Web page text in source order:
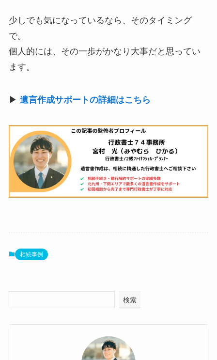
少しでも気になっているなら、そのタイミング
で。
個人的には、その一歩がかなり大事だと思ってい
ます。
▶︎ 遺言作成サポートの詳細はこちら
相続事例
検索